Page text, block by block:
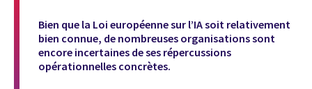
Bien que la Loi européenne sur l’IA soit relativement
bien connue, de nombreuses organisations sont
encore incertaines de ses répercussions
opérationnelles concrètes.